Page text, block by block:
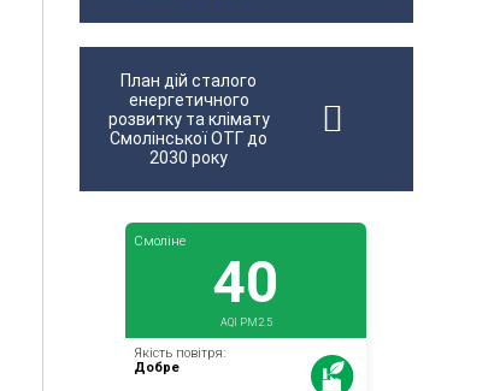
План дій сталого
енергетичного
розвитку та клімату
Смолінської ОТГ до
2030 року